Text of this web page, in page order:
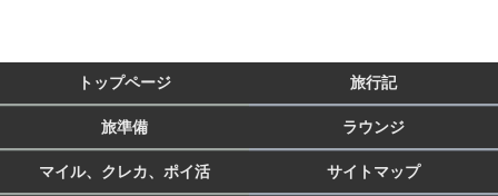
トップページ 旅行記
旅準備 ラウンジ
マイル、クレカ、ポイ活 サイトマップ